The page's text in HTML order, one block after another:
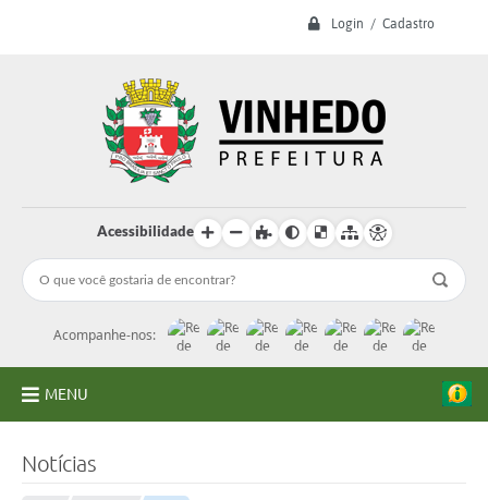
Login / Cadastro
Acessibilidade
Acompanhe-nos:
MENU
Notícias